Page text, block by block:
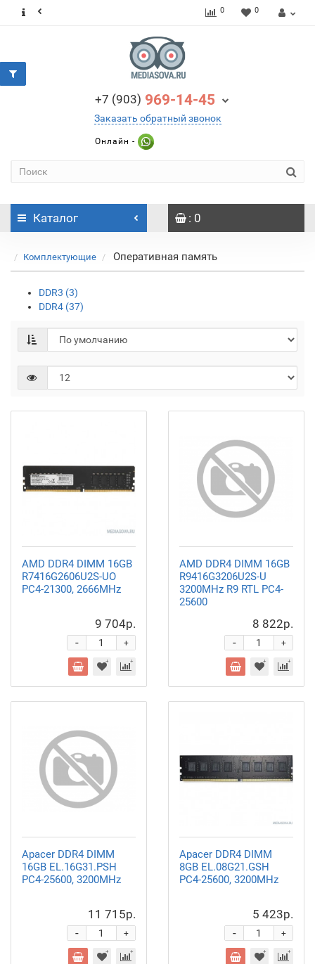
0 0
+7 (903) 969-14-45
Заказать обратный звонок
Онлайн -
Каталог : 0
Комплектующие Оперативная память
DDR3 (3)
DDR4 (37)
AMD DDR4 DIMM 16GB
R7416G2606U2S-UO
PC4-21300, 2666MHz
9 704р.
+
-
AMD DDR4 DIMM 16GB
R9416G3206U2S-U
3200MHz R9 RTL PC4-
25600
8 822р.
+
-
Apacer DDR4 DIMM
16GB EL.16G31.PSH
PC4-25600, 3200MHz
11 715р.
+
-
Apacer DDR4 DIMM
8GB EL.08G21.GSH
PC4-25600, 3200MHz
5 423р.
+
-